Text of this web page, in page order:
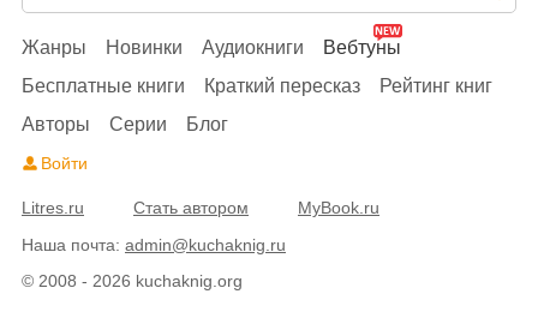
© 2008 - 2026 kuchaknig.org
Жанры Новинки Аудиокниги
Вебтуны
Бесплатные книги
Краткий пересказ
Рейтинг книг
Авторы
Серии Блог
Войти
Litres.ru Стать автором
MyBook.ru
Наша почта: admin@kuchaknig.ru